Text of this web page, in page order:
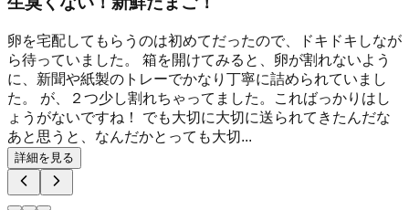
卵を宅配してもらうのは初めてだったので、ドキドキしなが
ら待っていました。 箱を開けてみると、卵が割れないよう
に、新聞や紙製のトレーでかなり丁寧に詰められていまし
た。 が、２つ少し割れちゃってました。こればっかりはし
ょうがないですね！ でも大切に大切に送られてきたんだな
あと思うと、なんだかとっても大切...
詳細を見る